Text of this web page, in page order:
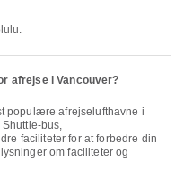
afrejse i Vancouver?
populære afrejselufthavne i
bus,
faciliteter for at forbedre din
om faciliteter og